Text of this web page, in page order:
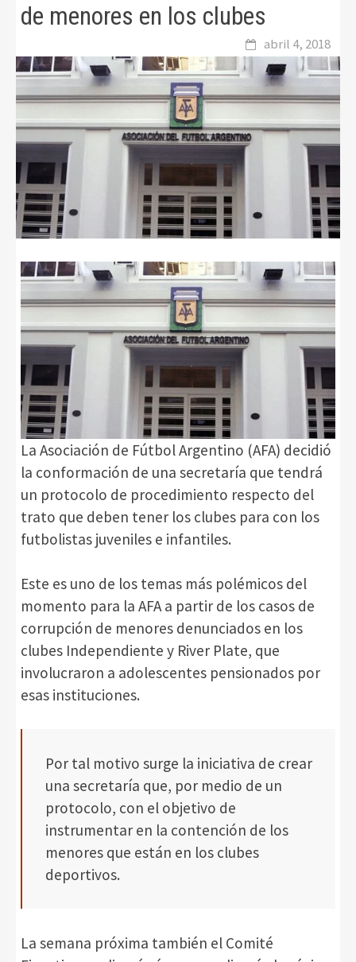
de menores en los clubes
abril 4, 2018
La Asociación de Fútbol Argentino (AFA) decidió
la conformación de una secretaría que tendrá
un protocolo de procedimiento respecto del
trato que deben tener los clubes para con los
futbolistas juveniles e infantiles.
Este es uno de los temas más polémicos del
momento para la AFA a partir de los casos de
corrupción de menores denunciados en los
clubes Independiente y River Plate, que
involucraron a adolescentes pensionados por
esas instituciones.
Por tal motivo surge la iniciativa de crear
una secretaría que, por medio de un
protocolo, con el objetivo de
instrumentar en la contención de los
menores que están en los clubes
deportivos.
La semana próxima también el Comité